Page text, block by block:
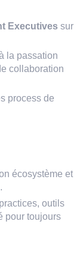
Executives sur
la passation
collaboration
process de
écosystème et
.
outils
pour toujours